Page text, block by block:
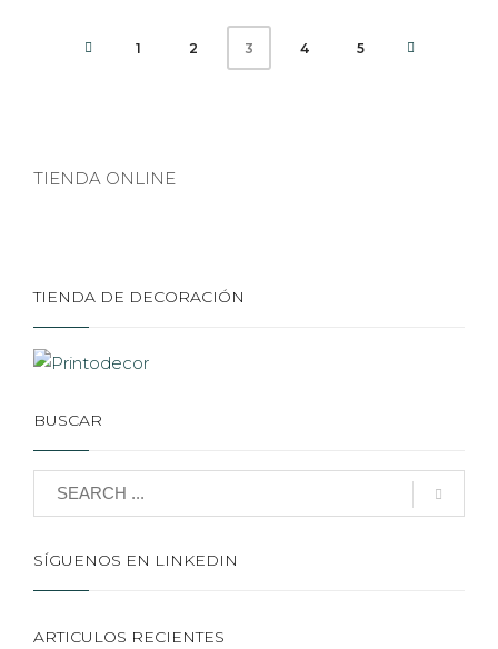
1 2 3 4 5
TIENDA ONLINE
TIENDA DE DECORACIÓN
BUSCAR
SÍGUENOS EN LINKEDIN
ARTICULOS RECIENTES